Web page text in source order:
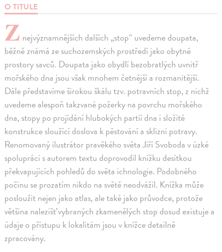
O TITULE
Z nejvýznamnějších dalších „stop“ uvedeme doupata,
běžně známá ze suchozemských prostředí jako obytné
prostory savců. Doupata jako obydlí bezobratlých uvnitř
mořského dna jsou však mnohem četnější a rozmanitější.
Dále představíme širokou škálu tzv. potravních stop, z nichž
uvedeme alespoň takzvané požerky na povrchu mořského
dna, stopy po projídání hlubokých partií dna i složité
konstrukce sloužící doslova k pěstování a sklizni potravy.
Renomovaný ilustrátor pravěkého světa Jiří Svoboda v úzké
spolupráci s autorem textu doprovodil knížku desítkou
překvapujících pohledů do světa ichnologie. Podobného
počinu se prozatím nikdo na světě neodvážil. Knížka může
posloužit nejen jako atlas, ale také jako průvodce, protože
většina nalezišť vybraných zkamenělých stop dosud existuje a
údaje o přístupu k lokalitám jsou v knížce detailně
zpracovány.